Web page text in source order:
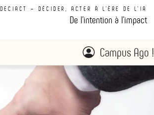
DECIACT – DÉCIDER, ACTER À L'ÈRE DE L'IA
De l'intention à l'impact
Campus Ago !